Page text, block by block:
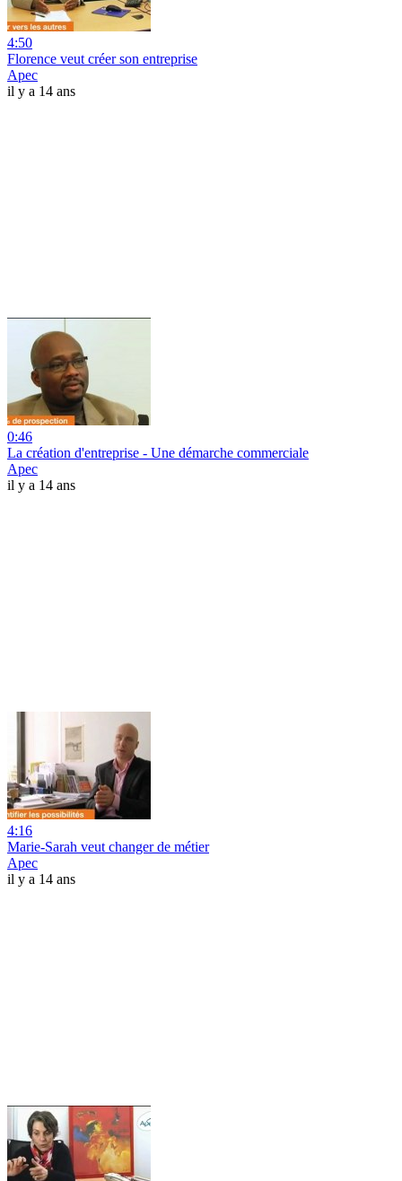
4:50
Florence veut créer son entreprise
Apec
il y a 14 ans
0:46
La création d'entreprise - Une démarche commerciale
Apec
il y a 14 ans
4:16
Marie-Sarah veut changer de métier
Apec
il y a 14 ans